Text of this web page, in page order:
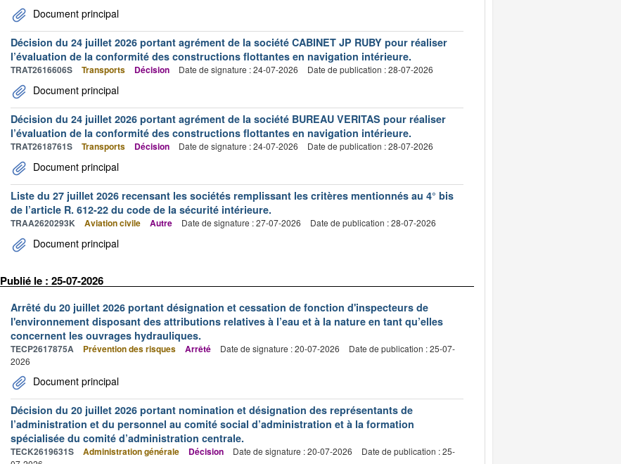
Document principal
Décision du 24 juillet 2026 portant agrément de la société CABINET JP RUBY pour réaliser
l’évaluation de la conformité des constructions flottantes en navigation intérieure.
TRAT2616606S Transports Décision Date de signature : 24-07-2026 Date de publication : 28-07-2026
Document principal
Décision du 24 juillet 2026 portant agrément de la société BUREAU VERITAS pour réaliser
l’évaluation de la conformité des constructions flottantes en navigation intérieure.
TRAT2618761S Transports Décision Date de signature : 24-07-2026 Date de publication : 28-07-2026
Document principal
Liste du 27 juillet 2026 recensant les sociétés remplissant les critères mentionnés au 4° bis
de l’article R. 612-22 du code de la sécurité intérieure.
TRAA2620293K Aviation civile Autre Date de signature : 27-07-2026 Date de publication : 28-07-2026
Document principal
Publié le : 25-07-2026
Arrêté du 20 juillet 2026 portant désignation et cessation de fonction d'inspecteurs de
l'environnement disposant des attributions relatives à l’eau et à la nature en tant qu’elles
concernent les ouvrages hydrauliques.
TECP2617875A Prévention des risques Arrêté Date de signature : 20-07-2026
Date de publication : 25-07-
2026
Document principal
Décision du 20 juillet 2026 portant nomination et désignation des représentants de
l’administration et du personnel au comité social d’administration et à la formation
spécialisée du comité d’administration centrale.
TECK2619631S Administration générale Décision Date de signature : 20-07-2026
Date de publication : 25-